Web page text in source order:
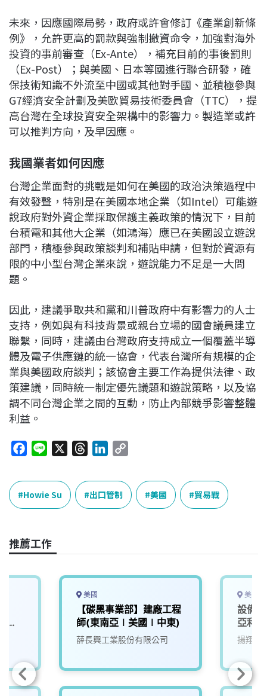
未來，因應國際局勢，政府或許會修訂《產業創新條
例》，允許更高的罰款與強制撤資命令，加強對海外
投資的事前審查（Ex-Ante），補充目前的事後罰則
（Ex-Post）；與美國、日本等國進行聯合研發，確
保技術知識不外流至中國或其他對手國、並積極參與
G7經濟安全計劃及美歐貿易技術委員會（TTC），提
高台灣在全球投資安全架構中的影響力。製造業或許
可以推判方向，及早因應。
我國業者如何因應
台灣企業面對的挑戰是如何在美國的政治決策過程中
有效發聲，特別是在美國本地企業（如Intel）可能遊
說政府對外資企業採取保護主義政策的情況下，目前
台積電和其他大企業（如鴻海）應已在美國設立遊說
部門，積極參與政策談判和補貼申請，但對於資源有
限的中小型台灣企業來說，遊說能力不足是一大問
題。
因此，建議爭取共和黨和川普政府中有影響力的人士
支持，例如與有科技背景或親台立場的國會議員建立
聯繫，同時，建議由台灣政府支持成立一個覆蓋半導
體及電子供應鏈的統一協會，代表台灣所有規模的企
業與美國政府談判；該協會主要工作為提供法律、政
策建議，同時統一制定優先議題和遊說策略，以及協
調不同台灣企業之間的互動，防止內部競爭影響整體
利益。
c
e
b
o
k
n
e
r
e
a
n
k
e
n
y
k
Howie Su 出口管制 美國 貿易戰
推薦工作
美國
【碳黑事業部】建廠工程
師(東南亞∣美國∣中東)
薛長興工業股份有限公司
美國
設備
亞利
揚翔水